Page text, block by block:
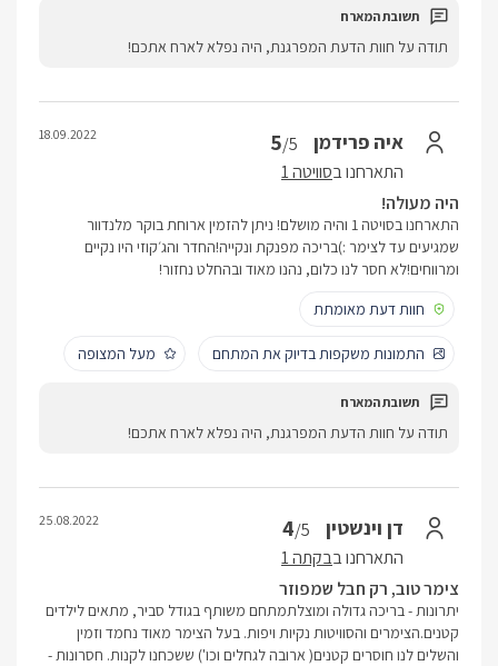
תודה על חוות הדעת המפרגנת, היה נפלא לארח אתכם!
איה פרידמן 5/5
התארחנו בסוויטה 1
18.09.2022
היה מעולה!
התארחנו בסויטה 1 והיה מושלם! ניתן להזמין ארוחת בוקר מלנדוור
שמגיעים עד לצימר :)בריכה מפנקת ונקייה!החדר והג׳קוזי היו נקיים
ומרווחים!לא חסר לנו כלום, נהנו מאוד ובהחלט נחזור!
חוות דעת מאומתת
התמונות משקפות בדיוק את המתחם מעל המצופה
תודה על חוות הדעת המפרגנת, היה נפלא לארח אתכם!
דן וינשטין 4/5
התארחנו בבקתה 1
25.08.2022
צימר טוב, רק חבל שמפוזר
יתרונות - בריכה גדולה ומוצלתמתחם משותף בגודל סביר, מתאים לילדים
קטנים.הצימרים והסוויטות נקיות ויפות. בעל הצימר מאוד נחמד וזמין
והשלים לנו חוסרים קטנים( ארובה לגחלים וכו') ששכחנו לקנות. חסרונות -